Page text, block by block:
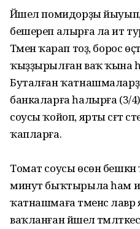
Йәшел помидорҙы
бешереп алырға ла ит
Тәменә ҡарап тоҙ, борос
ҡыҙҙырылған ваҡ ҡына
Буталған
банкаларға һалырға (3/
соусы ҡойоп, ярты сәғәт
ҡапларға.
Томат соусы өсөн
минут быҡтырыла һам
ҡатнашмаға тәменсә
ваҡланған йәшел